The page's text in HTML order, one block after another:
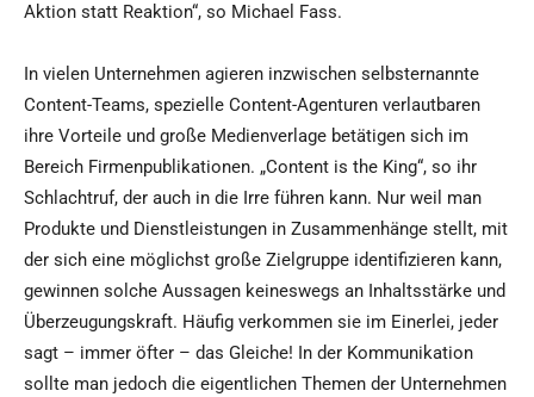
Aktion statt Reaktion“, so Michael Fass.
In vielen Unternehmen agieren inzwischen selbsternannte
Content-Teams, spezielle Content-Agenturen verlautbaren
ihre Vorteile und große Medienverlage betätigen sich im
Bereich Firmenpublikationen. „Content is the King“, so ihr
Schlachtruf, der auch in die Irre führen kann. Nur weil man
Produkte und Dienstleistungen in Zusammenhänge stellt, mit
der sich eine möglichst große Zielgruppe identifizieren kann,
gewinnen solche Aussagen keineswegs an Inhaltsstärke und
Überzeugungskraft. Häufig verkommen sie im Einerlei, jeder
sagt – immer öfter – das Gleiche! In der Kommunikation
sollte man jedoch die eigentlichen Themen der Unternehmen